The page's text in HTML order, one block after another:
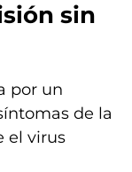
sin
por un
de la
el virus